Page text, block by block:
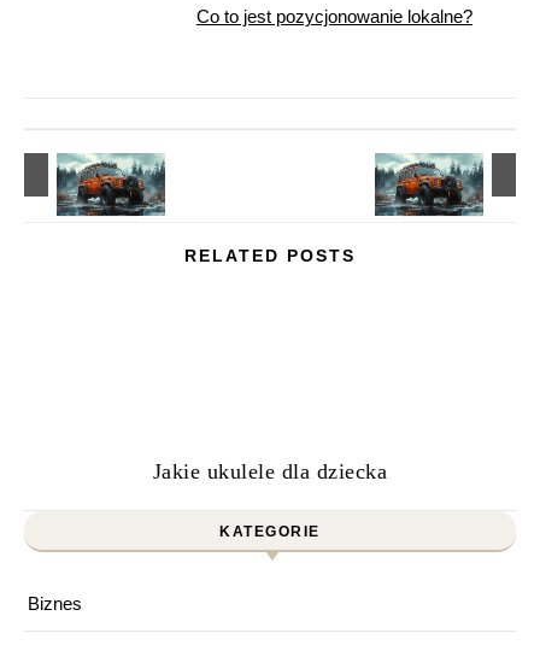
Co to jest pozycjonowanie lokalne?
RELATED POSTS
Jakie ukulele dla dziecka
KATEGORIE
Biznes